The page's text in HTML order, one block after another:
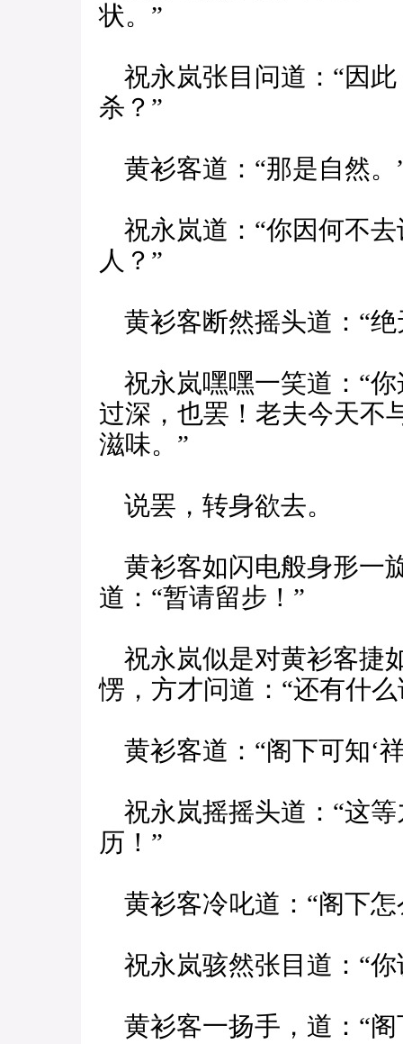
状。”
祝永岚张目问道：“因
杀？”
黄衫客道：“那是自然。
祝永岚道：“你因何不去
人？”
黄衫客断然摇头道：“绝
祝永岚嘿嘿一笑道：“
过深，也罢！老夫今天不
滋味。”
说罢，转身欲去。
黄衫客如闪电般身形一
道：“暂请留步！”
祝永岚似是对黄衫客捷
愣，方才问道：“还有什
黄衫客道：“阁下可知‘
祝永岚摇摇头道：“这
历！”
黄衫客冷叱道：“阁下怎
祝永岚骇然张目道：“
黄衫客一扬手，道：“